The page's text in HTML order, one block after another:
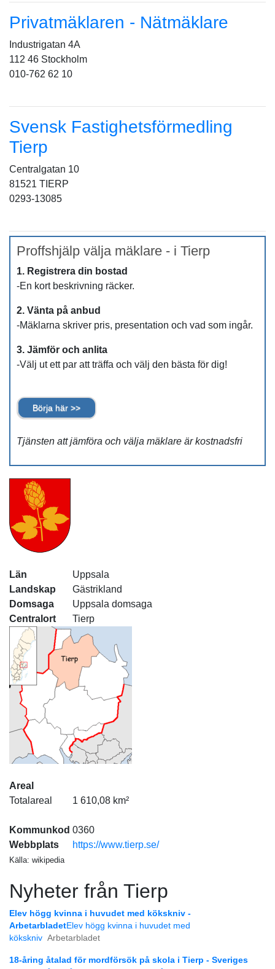
Privatmäklaren - Nätmäklare
Industrigatan 4A
112 46 Stockholm
010-762 62 10
Svensk Fastighetsförmedling
Tierp
Centralgatan 10
81521 TIERP
0293-13085
Proffshjälp välja mäklare - i Tierp
1. Registrera din bostad
-En kort beskrivning räcker.
2. Vänta på anbud
-Mäklarna skriver pris, presentation och vad som ingår.
3. Jämför och anlita
-Välj ut ett par att träffa och välj den bästa för dig!
Börja här >>
Tjänsten att jämföra och välja mäklare är kostnadsfri
Län
Uppsala
Landskap
Gästrikland
Domsaga
Uppsala domsaga
Centralort
Tierp
Areal
Totalareal
1 610,08 km²
Kommunkod 0360
Webbplats
https://www.tierp.se/
Källa: wikipedia
Nyheter från Tierp
Elev högg kvinna i huvudet med kökskniv -
ArbetarbladetElev högg kvinna i huvudet med
kökskniv Arbetarbladet
18-åring åtalad för mordförsök på skola i Tierp - Sveriges